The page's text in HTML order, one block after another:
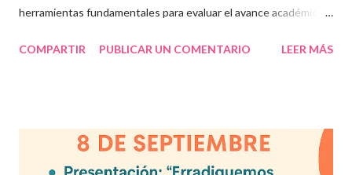
herramientas fundamentales para evaluar el avance académico
descargable en PDF, diseñado para docentes que buscan
frecuentes Beneficios de utilizar estos exámenes trimestrales
Evaluaciones alineadas al programa oficial. Formato optimizado
COMPARTIR PUBLICAR UN COMENTARIO LEER MÁS